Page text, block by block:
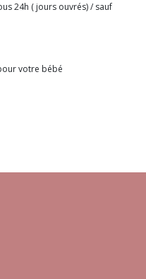
24h ( jours ouvrés) / sauf
votre bébé